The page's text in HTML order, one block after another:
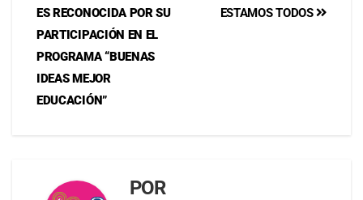
ESTAMOS TODOS
ES RECONOCIDA POR SU
PARTICIPACIÓN EN EL
PROGRAMA “BUENAS
IDEAS MEJOR
EDUCACIÓN”
POR